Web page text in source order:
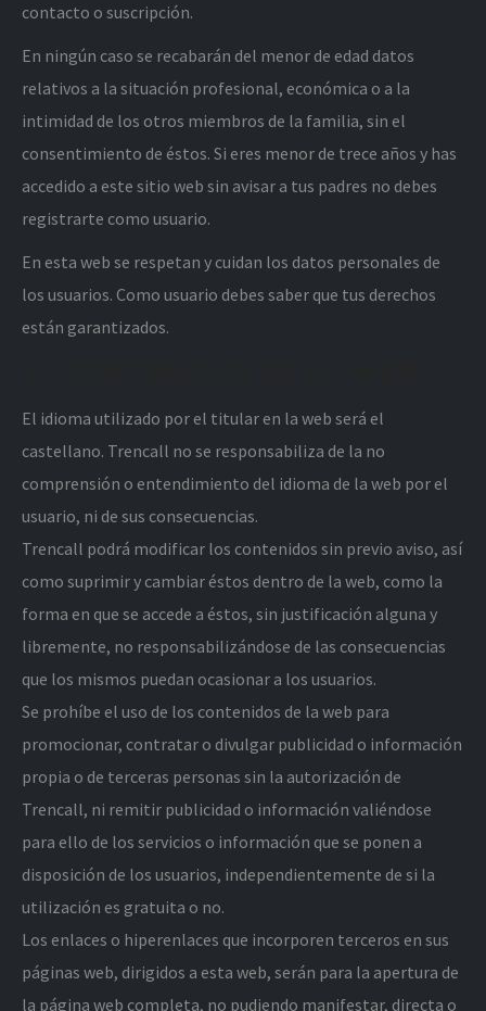
contacto o suscripción.
En ningún caso se recabarán del menor de edad datos
relativos a la situación profesional, económica o a la
intimidad de los otros miembros de la familia, sin el
consentimiento de éstos. Si eres menor de trece años y has
accedido a este sitio web sin avisar a tus padres no debes
registrarte como usuario.
En esta web se respetan y cuidan los datos personales de
los usuarios. Como usuario debes saber que tus derechos
están garantizados.
El idioma utilizado por el titular en la web será el
castellano. Trencall no se responsabiliza de la no
comprensión o entendimiento del idioma de la web por el
usuario, ni de sus consecuencias.
Trencall podrá modificar los contenidos sin previo aviso, así
como suprimir y cambiar éstos dentro de la web, como la
forma en que se accede a éstos, sin justificación alguna y
libremente, no responsabilizándose de las consecuencias
que los mismos puedan ocasionar a los usuarios.
Se prohíbe el uso de los contenidos de la web para
promocionar, contratar o divulgar publicidad o información
propia o de terceras personas sin la autorización de
Trencall, ni remitir publicidad o información valiéndose
para ello de los servicios o información que se ponen a
disposición de los usuarios, independientemente de si la
utilización es gratuita o no.
Los enlaces o hiperenlaces que incorporen terceros en sus
páginas web, dirigidos a esta web, serán para la apertura de
la página web completa, no pudiendo manifestar, directa o